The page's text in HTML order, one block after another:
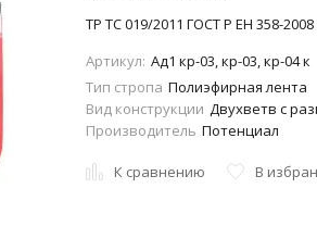
ТР ТС 019/2011 ГОСТ Р ЕН 358-2008
Артикул: Aд1 кр-03, кр-03, кр-04 к
Тип стропа Полиэфирная лента
Вид конструкции Двухветв с
Производитель Потенциал
К сравнению В